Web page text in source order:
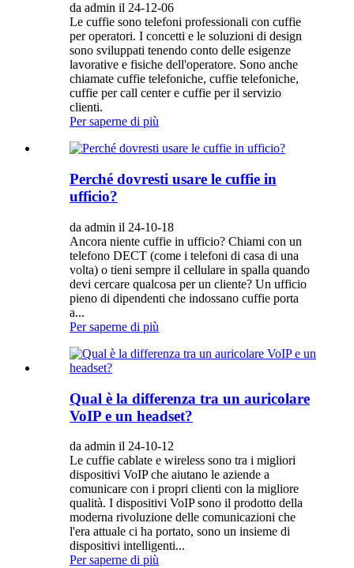
da admin il 24-12-06
Le cuffie sono telefoni professionali con cuffie
per operatori. I concetti e le soluzioni di design
sono sviluppati tenendo conto delle esigenze
lavorative e fisiche dell'operatore. Sono anche
chiamate cuffie telefoniche, cuffie telefoniche,
cuffie per call center e cuffie per il servizio
clienti.
Per saperne di più
Perché dovresti usare le cuffie in
ufficio?
da admin il 24-10-18
Ancora niente cuffie in ufficio? Chiami con un
telefono DECT (come i telefoni di casa di una
volta) o tieni sempre il cellulare in spalla quando
devi cercare qualcosa per un cliente? Un ufficio
pieno di dipendenti che indossano cuffie porta
a...
Per saperne di più
Qual è la differenza tra un auricolare
VoIP e un headset?
da admin il 24-10-12
Le cuffie cablate e wireless sono tra i migliori
dispositivi VoIP che aiutano le aziende a
comunicare con i propri clienti con la migliore
qualità. I dispositivi VoIP sono il prodotto della
moderna rivoluzione delle comunicazioni che
l'era attuale ci ha portato, sono un insieme di
dispositivi intelligenti...
Per saperne di più